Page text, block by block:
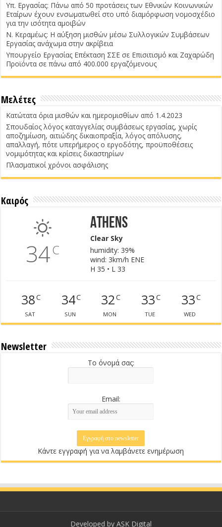
Υπ. Εργασίας: Πάνω από 50 προτάσεις των Εθνικών Κοινωνικών
Εταίρων έχουν ενσωματωθεί στο υπό διαμόρφωση νομοσχέδιο
για την ισότητα αμοιβών
Ν. Κεραμέως: Η αύξηση μισθών μέσω Συλλογικών Συμβάσεων
Εργασίας ανάχωμα στην ακρίβεια
Υπουργείο Εργασίας Επέκταση ΣΣΕ σε Επισιτισμό και Ζαχαρώδη
Προϊόντα σε πάνω από 400.000 εργαζόμενους
Μελέτες
Κατώτατα όρια μισθών και ημερομισθίων από 1.4.2023
Σπουδαίος λόγος καταγγελίας συμβάσεως εργασίας, χωρίς
αποζημίωση, αιτιώδης δικαιοπραξία, λόγος απόλυσης,
απαλλαγή, πότε υπερήμερος ο εργοδότης, προϋποθέσεις
νομιμότητας και κρίσεις δικαστηρίων
Πλασματικοί χρόνοι ασφάλισης
Καιρός
34C
Athens
Clear Sky
humidity: 39%
wind: 3km/h ENE
H 35 • L 33
38C
SAT
34C
SUN
32C
MON
33C
TUE
33C
WED
Newsletter
Το όνομά σας:
Email:
Κάντε εγγραφή για να λαμβάνετε ενημέρωση
Developed by ASK Digital